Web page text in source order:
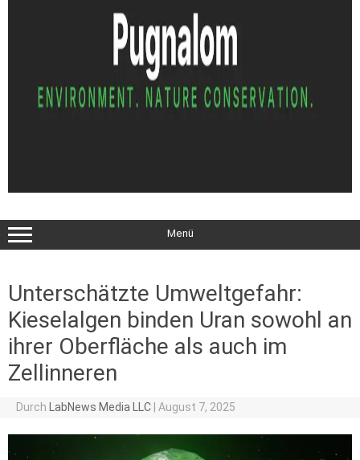
Menü
Unterschätzte Umweltgefahr:
Kieselalgen binden Uran sowohl an
ihrer Oberfläche als auch im
Zellinneren
Durch LabNews Media LLC August 7, 2025